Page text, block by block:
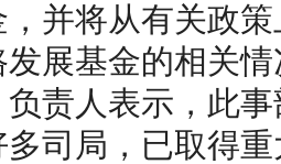
，并将从有关政
展基金的相关
责人表示，此
多司局，已取得